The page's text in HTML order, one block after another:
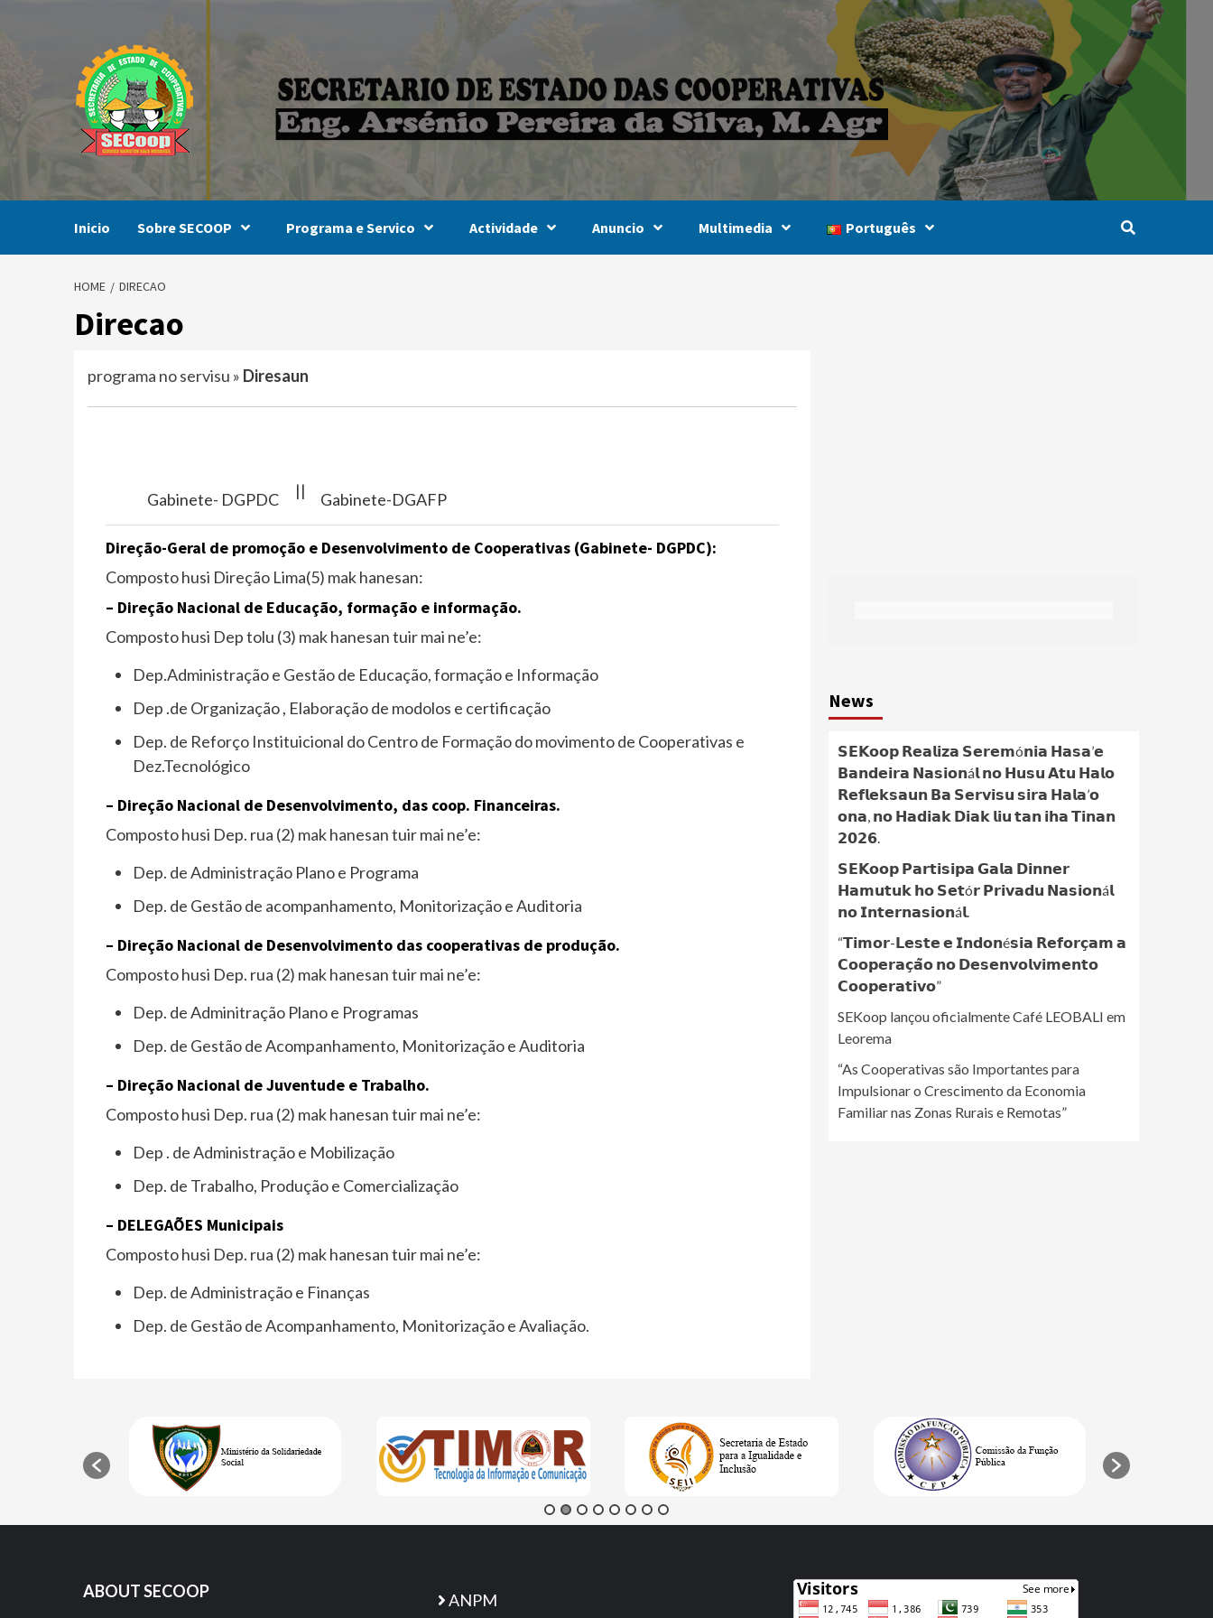
content
Inicio Sobre SECOOP Programa e Servico Actividade Anuncio Multimedia Português
HOME DIRECAO
Direcao
programa no servisu » Diresaun
Gabinete- DGPDC || Gabinete-DGAFP
Direção-Geral de promoção e Desenvolvimento de Cooperativas (Gabinete- DGPDC):
Composto husi Direção Lima(5) mak hanesan:
– Direção Nacional de Educação, formação e informação.
Composto husi Dep tolu (3) mak hanesan tuir mai ne’e:
Dep.Administração e Gestão de Educação, formação e Informação
Dep .de Organização , Elaboração de modolos e certificação
Dep. de Reforço Instituicional do Centro de Formação do movimento de Cooperativas e
Dez.Tecnológico
– Direção Nacional de Desenvolvimento, das coop. Financeiras.
Composto husi Dep. rua (2) mak hanesan tuir mai ne’e:
Dep. de Administração Plano e Programa
Dep. de Gestão de acompanhamento, Monitorização e Auditoria
– Direção Nacional de Desenvolvimento das cooperativas de produção.
Composto husi Dep. rua (2) mak hanesan tuir mai ne’e:
Dep. de Adminitração Plano e Programas
Dep. de Gestão de Acompanhamento, Monitorização e Auditoria
– Direção Nacional de Juventude e Trabalho.
Composto husi Dep. rua (2) mak hanesan tuir mai ne’e:
Dep . de Administração e Mobilização
Dep. de Trabalho, Produção e Comercialização
– DELEGAҪÕES Municipais
Composto husi Dep. rua (2) mak hanesan tuir mai ne’e:
Dep. de Administração e Finanças
Dep. de Gestão de Acompanhamento, Monitorização e Avaliação.
News
𝗦𝗘𝗞𝗼𝗼𝗽 𝗥𝗲𝗮𝗹𝗶𝘇𝗮 𝗦𝗲𝗿𝗲𝗺ó𝗻𝗶𝗮 𝗛𝗮𝘀𝗮’𝗲
𝗕𝗮𝗻𝗱𝗲𝗶𝗿𝗮 𝗡𝗮𝘀𝗶𝗼𝗻á𝗹 𝗻𝗼 𝗛𝘂𝘀𝘂 𝗔𝘁𝘂 𝗛𝗮𝗹𝗼
𝗥𝗲𝗳𝗹𝗲𝗸𝘀𝗮𝘂𝗻 𝗕𝗮 𝗦𝗲𝗿𝘃𝗶𝘀𝘂 𝘀𝗶𝗿𝗮 𝗛𝗮𝗹𝗮’𝗼
𝗼𝗻𝗮, 𝗻𝗼 𝗛𝗮𝗱𝗶𝗮𝗸 𝗗𝗶𝗮𝗸 𝗹𝗶𝘂 𝘁𝗮𝗻 𝗶𝗵𝗮 𝗧𝗶𝗻𝗮𝗻
𝟮𝟬𝟮𝟲.
𝗦𝗘𝗞𝗼𝗼𝗽 𝗣𝗮𝗿𝘁𝗶𝘀𝗶𝗽𝗮 𝗚𝗮𝗹𝗮 𝗗𝗶𝗻𝗻𝗲𝗿
𝗛𝗮𝗺𝘂𝘁𝘂𝗸 𝗵𝗼 𝗦𝗲𝘁ó𝗿 𝗣𝗿𝗶𝘃𝗮𝗱𝘂 𝗡𝗮𝘀𝗶𝗼𝗻á𝗹
𝗻𝗼 𝗜𝗻𝘁𝗲𝗿𝗻𝗮𝘀𝗶𝗼𝗻á𝗹.
“𝗧𝗶𝗺𝗼𝗿-𝗟𝗲𝘀𝘁𝗲 𝗲 𝗜𝗻𝗱𝗼𝗻é𝘀𝗶𝗮 𝗥𝗲𝗳𝗼𝗿𝗰̧𝗮𝗺 𝗮
𝗖𝗼𝗼𝗽𝗲𝗿𝗮𝗰̧𝗮̃𝗼 𝗻𝗼 𝗗𝗲𝘀𝗲𝗻𝘃𝗼𝗹𝘃𝗶𝗺𝗲𝗻𝘁𝗼
𝗖𝗼𝗼𝗽𝗲𝗿𝗮𝘁𝗶𝘃𝗼”
SEKoop lançou oficialmente Café LEOBALI em
Leorema
“As Cooperativas são Importantes para
Impulsionar o Crescimento da Economia
Familiar nas Zonas Rurais e Remotas”
ABOUT SECOOP
ANPM